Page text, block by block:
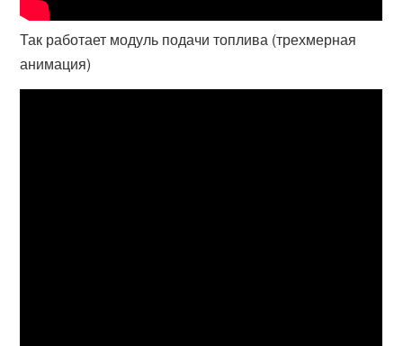
Так работает модуль подачи топлива (трехмерная
анимация)